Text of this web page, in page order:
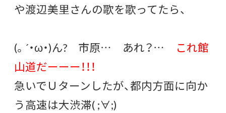
や渡辺美里さんの歌を歌ってたら、
(。´・ω・)ん? 市原… あれ？…
これ館
山道だーーー！！！
急いでＵターンしたが、都内方面に向か
う高速は大渋滞( ;∀;)